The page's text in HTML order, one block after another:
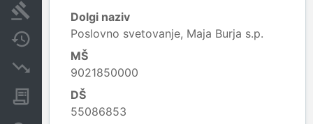
Sodni postopki
Spremembe
Insolvenčni postopki
Javna naročila
Dolgi naziv
Poslovno svetovanje, Maja Burja s.p.
MŠ
9021850000
DŠ
55086853